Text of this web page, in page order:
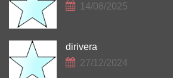
14/08/2025
dirivera
27/12/2024